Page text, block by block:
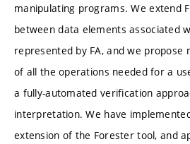
manipulating programs. We extend
between data elements associated
represented by FA, and we propose
of all the operations needed for a
a fully-automated verification
interpretation. We have
extension of the Forester tool, and